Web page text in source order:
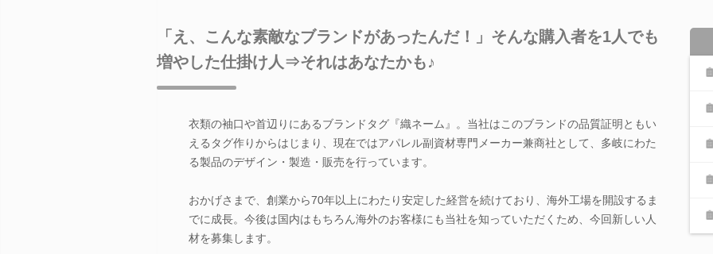
「え、こんな素敵なブランドがあったんだ！」そんな購入者を1人でも
増やした仕掛け人⇒それはあなたかも♪
衣類の袖口や首辺りにあるブランドタグ『織ネーム』。当社はこのブランドの品質証明ともい
えるタグ作りからはじまり、現在ではアパレル副資材専門メーカー兼商社として、多岐にわた
る製品のデザイン・製造・販売を行っています。
おかげさまで、創業から70年以上にわたり安定した経営を続けており、海外工場を開設するま
でに成長。今後は国内はもちろん海外のお客様にも当社を知っていただくため、今回新しい人
材を募集します。